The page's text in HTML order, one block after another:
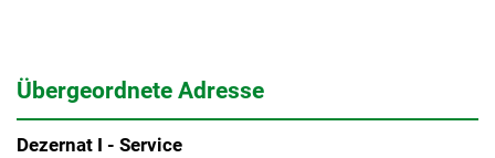
Übergeordnete Adresse
Dezernat I - Service